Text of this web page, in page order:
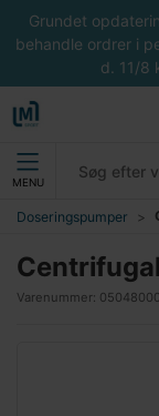
Grundet
behandle ordrer i
d. 11/8
MENU
Doseringspumper
Varenummer: